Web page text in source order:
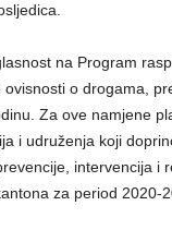
na Program
o drogama,
Za ove namjene
i udruženja koji
intervencija i
za period 2020-